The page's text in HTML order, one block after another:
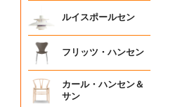
ルイスポールセン
フリッツ・ハンセン
カール・ハンセン＆
サン